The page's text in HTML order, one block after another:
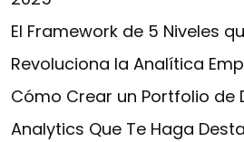
El Framework de 5 Niveles
Revoluciona la Analítica
Cómo Crear un Portfolio de
Analytics Que Te Haga